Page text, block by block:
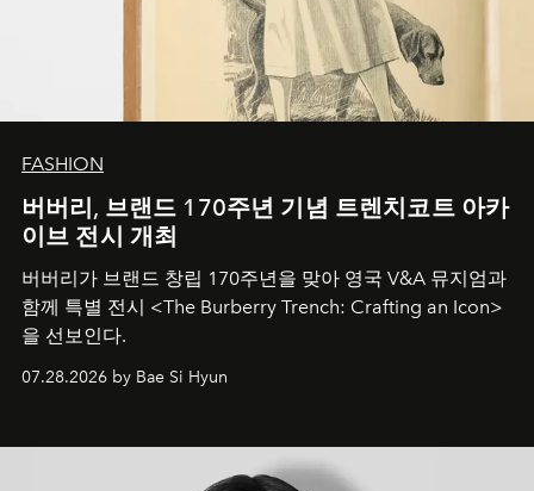
FASHION
버버리, 브랜드 170주년 기념 트렌치코트 아카
이브 전시 개최
버버리가 브랜드 창립 170주년을 맞아 영국 V&A 뮤지엄과
함께 특별 전시 <The Burberry Trench: Crafting an Icon>
을 선보인다.
07.28.2026 by Bae Si Hyun